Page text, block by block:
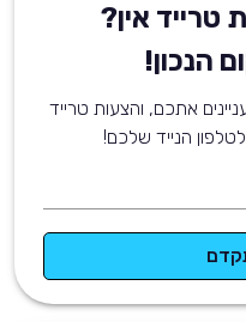
אין?
הנכון!
אתכם, והצעות טרייד
לטלפון הנייד שלכם!